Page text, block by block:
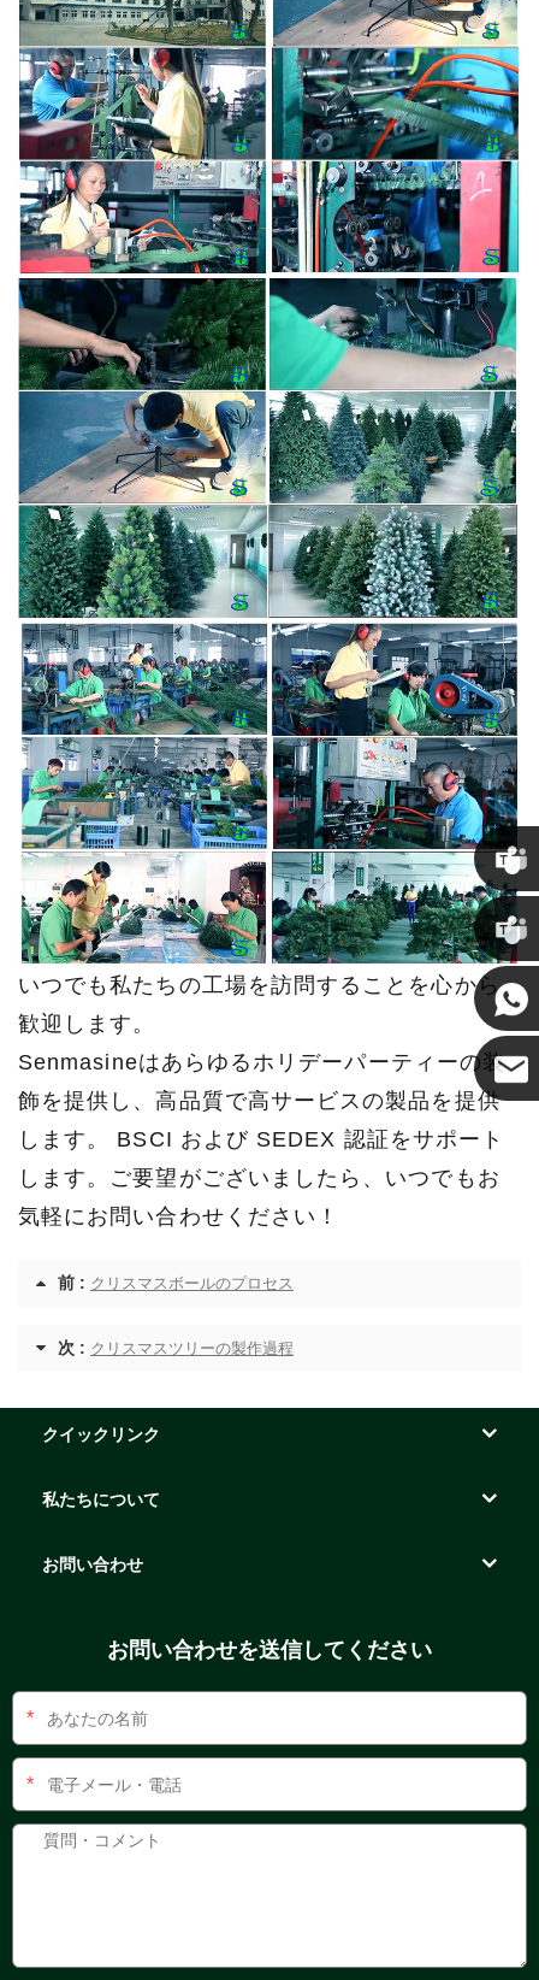
いつでも私たちの工場を訪問することを心から
歓迎します。
Senmasineはあらゆるホリデーパーティーの装
飾を提供し、高品質で高サービスの製品を提供
します。 BSCI および SEDEX 認証をサポート
します。ご要望がございましたら、いつでもお
気軽にお問い合わせください！
前 : クリスマスボールのプロセス
次 : クリスマスツリーの製作過程
クイックリンク
私たちについて
お問い合わせ
お問い合わせを送信してください
*
*
クリス
ケニー